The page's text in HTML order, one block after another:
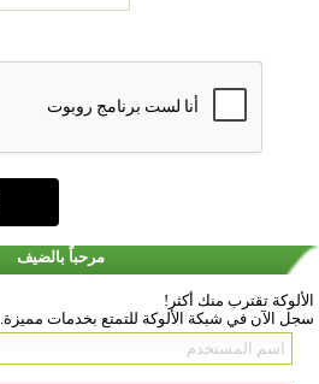
مرحباً بالضيف
الألوكة تقترب منك أكثر!
سجل الآن في شبكة الألوكة للتمتع بخدمات مميزة.